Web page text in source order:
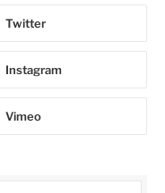
Twitter
Instagram
Vimeo